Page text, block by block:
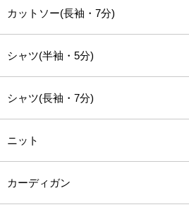
カットソー(長袖・7分)
シャツ(半袖・5分)
シャツ(長袖・7分)
ニット
カーディガン